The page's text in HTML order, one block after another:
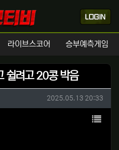
라이브스코어 승부예측게임
쉴려고 20콩 박음
작성일
2025.05.13 20:33
목록